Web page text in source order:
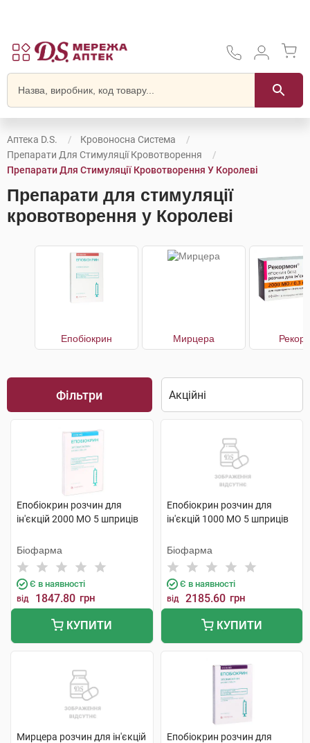
Аптека D.S.
Кровоносна Система
Препарати Для Стимуляції Кровотворення
Препарати Для Стимуляції Кровотворення У Королеві
Препарати для стимуляції
кровотворення у Королеві
Епобіокрин Мирцера
Фільтри
Епобіокрин розчин для
ін'єкцій 2000 МО 5 шприців
Біофарма
Є в наявності
від 1847.80 грн
КУПИТИ
Епобіокрин розчин для
ін'єкцій 1000 МО 5 шприців
Біофарма
Є в наявності
від 2185.60 грн
КУПИТИ
Мирцера розчин для ін'єкцій
Епобіокрин розчин для